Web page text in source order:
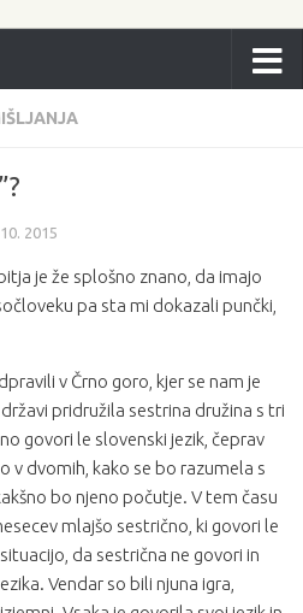
2015
je že splošno znano, da imajo
pa sta mi dokazali punčki,
v Črno goro, kjer se nam je
pridružila sestrina družina s tri
govori le slovenski jezik, čeprav
v dvomih, kako se bo razumela s
bo njeno počutje. V tem času
mlajšo sestrično, ki govori le
da sestrična ne govori in
Vendar so bili njuna igra,